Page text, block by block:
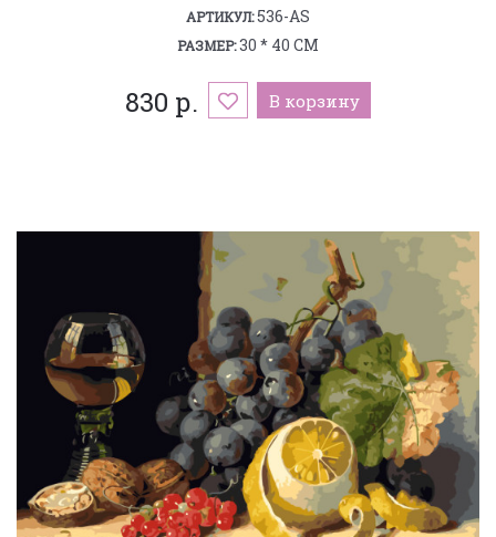
АРТИКУЛ:536-AS
РАЗМЕР:30 * 40 СМ
830 р. В корзину